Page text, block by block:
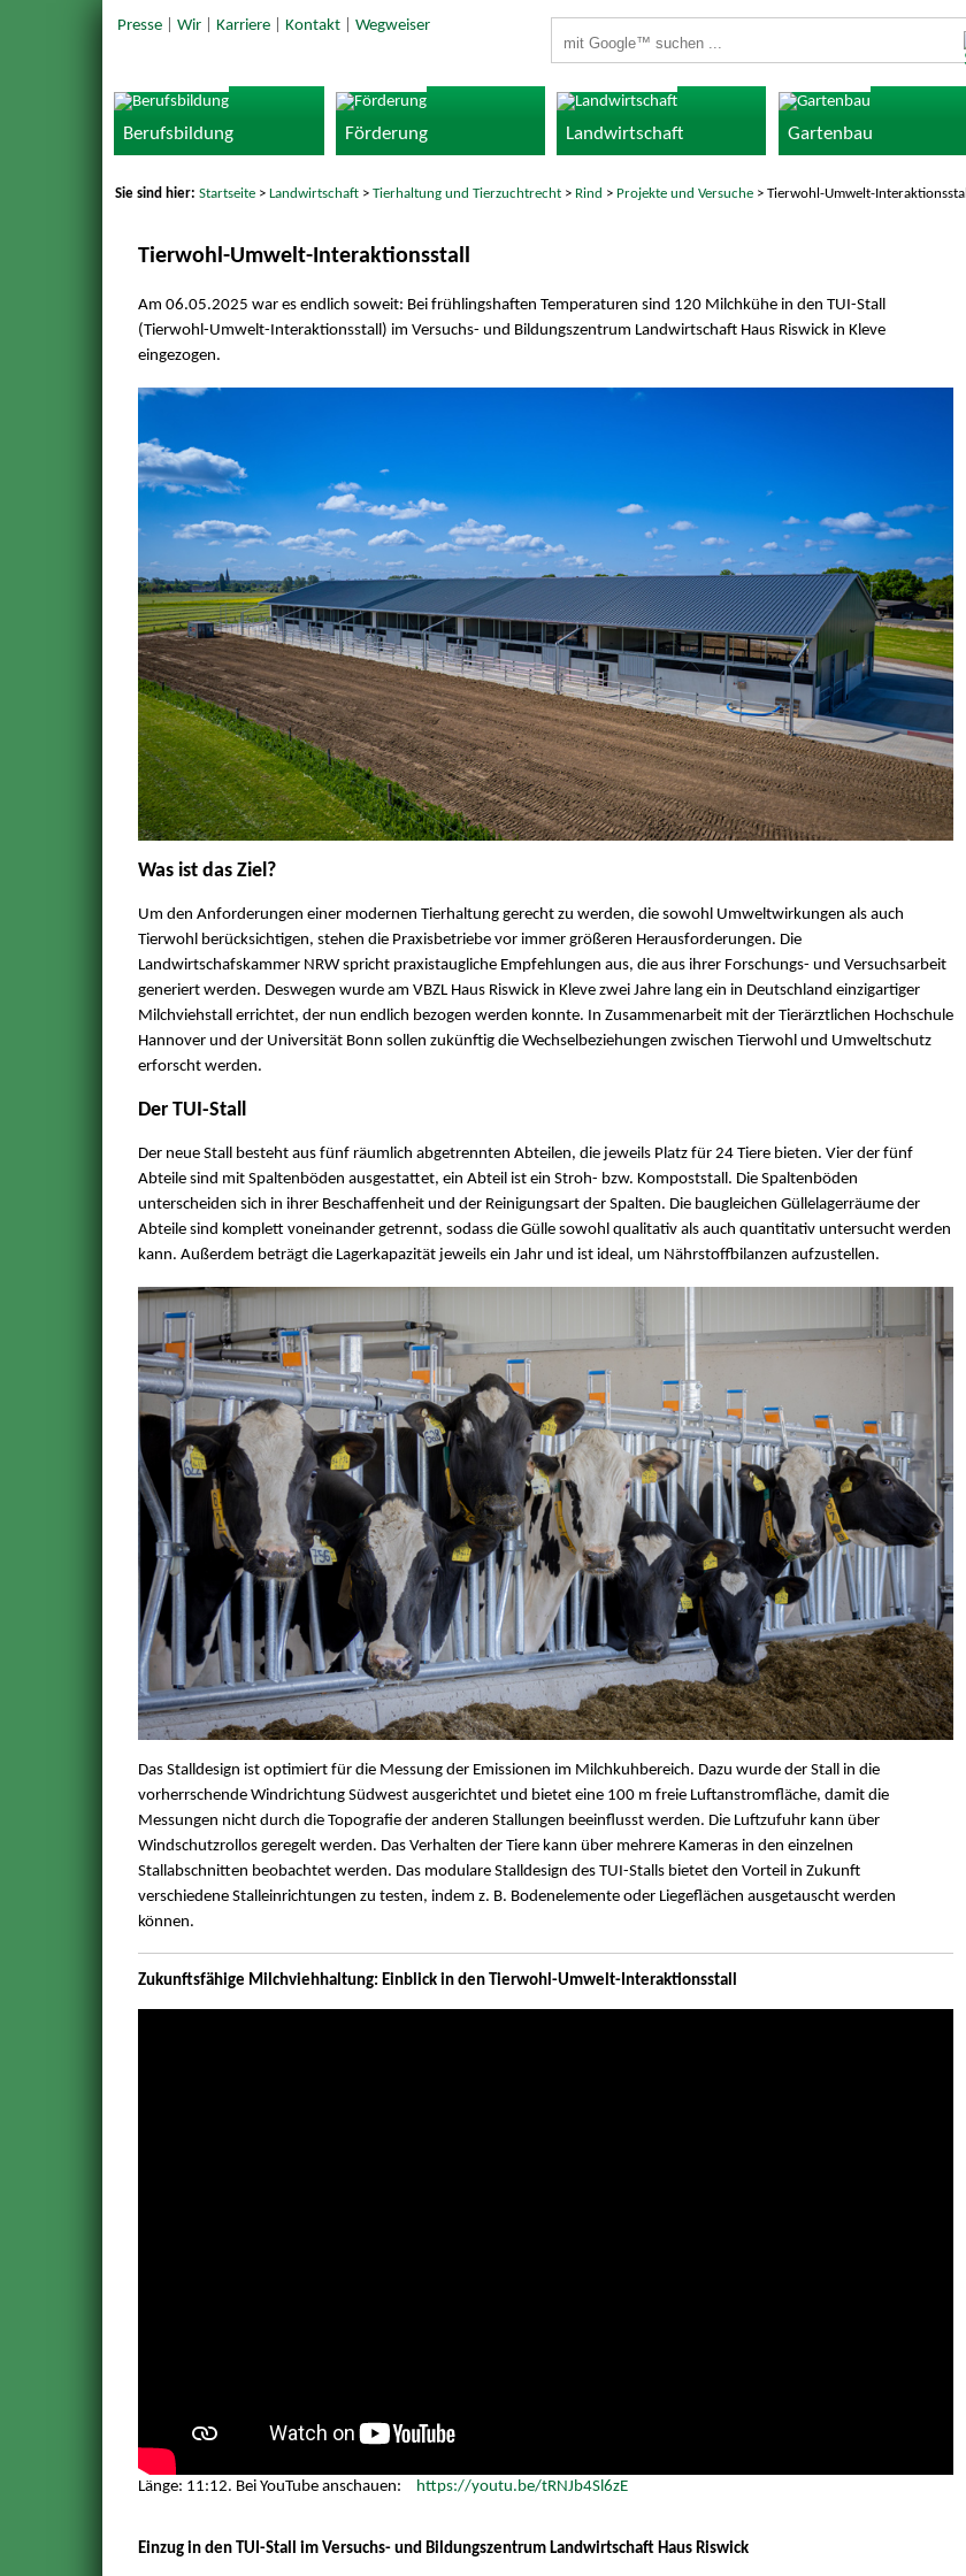
Presse| Wir| Karriere| Kontakt| Wegweiser
Berufsbildung Förderung Landwirtschaft Gartenbau
Sie sind hier:Startseite >Landwirtschaft >Tierhaltung und Tierzuchtrecht > Rind > Projekte und Versuche > Tierwohl-Umwelt-Interaktionsstall
Tierwohl-Umwelt-Interaktionsstall
Am 06.05.2025 war es endlich soweit: Bei frühlingshaften Temperaturen sind 120 Milchkühe in den TUI-Stall
(Tierwohl-Umwelt-Interaktionsstall) im Versuchs- und Bildungszentrum Landwirtschaft Haus Riswick in Kleve
eingezogen.
Was ist das Ziel?
Um den Anforderungen einer modernen Tierhaltung gerecht zu werden, die sowohl Umweltwirkungen als auch
Tierwohl berücksichtigen, stehen die Praxisbetriebe vor immer größeren Herausforderungen. Die
Landwirtschafskammer NRW spricht praxistaugliche Empfehlungen aus, die aus ihrer Forschungs- und Versuchsarbeit
generiert werden. Deswegen wurde am VBZL Haus Riswick in Kleve zwei Jahre lang ein in Deutschland einzigartiger
Milchviehstall errichtet, der nun endlich bezogen werden konnte. In Zusammenarbeit mit der Tierärztlichen Hochschule
Hannover und der Universität Bonn sollen zukünftig die Wechselbeziehungen zwischen Tierwohl und Umweltschutz
erforscht werden.
Der TUI-Stall
Der neue Stall besteht aus fünf räumlich abgetrennten Abteilen, die jeweils Platz für 24 Tiere bieten. Vier der fünf
Abteile sind mit Spaltenböden ausgestattet, ein Abteil ist ein Stroh- bzw. Kompoststall. Die Spaltenböden
unterscheiden sich in ihrer Beschaffenheit und der Reinigungsart der Spalten. Die baugleichen Güllelagerräume der
Abteile sind komplett voneinander getrennt, sodass die Gülle sowohl qualitativ als auch quantitativ untersucht werden
kann. Außerdem beträgt die Lagerkapazität jeweils ein Jahr und ist ideal, um Nährstoffbilanzen aufzustellen.
Das Stalldesign ist optimiert für die Messung der Emissionen im Milchkuhbereich. Dazu wurde der Stall in die
vorherrschende Windrichtung Südwest ausgerichtet und bietet eine 100 m freie Luftanstromfläche, damit die
Messungen nicht durch die Topografie der anderen Stallungen beeinflusst werden. Die Luftzufuhr kann über
Windschutzrollos geregelt werden. Das Verhalten der Tiere kann über mehrere Kameras in den einzelnen
Stallabschnitten beobachtet werden. Das modulare Stalldesign des TUI-Stalls bietet den Vorteil in Zukunft
verschiedene Stalleinrichtungen zu testen, indem z. B. Bodenelemente oder Liegeflächen ausgetauscht werden
können.
Zukunftsfähige Milchviehhaltung: Einblick in den Tierwohl-Umwelt-Interaktionsstall
Länge: 11:12. Bei YouTube anschauen: https://youtu.be/tRNJb4Sl6zE
Einzug in den TUI-Stall im Versuchs- und Bildungszentrum Landwirtschaft Haus Riswick